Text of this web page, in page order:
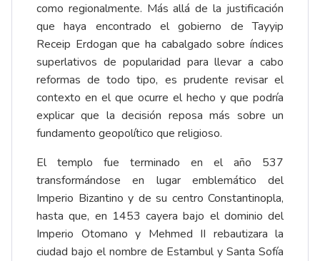
como regionalmente. Más allá de la justificación
que haya encontrado el gobierno de Tayyip
Receip Erdogan que ha cabalgado sobre índices
superlativos de popularidad para llevar a cabo
reformas de todo tipo, es prudente revisar el
contexto en el que ocurre el hecho y que podría
explicar que la decisión reposa más sobre un
fundamento geopolítico que religioso.
El templo fue terminado en el año 537
transformándose en lugar emblemático del
Imperio Bizantino y de su centro Constantinopla,
hasta que, en 1453 cayera bajo el dominio del
Imperio Otomano y Mehmed II rebautizara la
ciudad bajo el nombre de Estambul y Santa Sofía